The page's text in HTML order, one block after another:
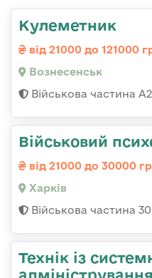
Кулеметник
від 21000 до 121000
Вознесенськ
Військова частина
Військовий
від 21000 до 30000
Харків
Військова частина
Технік із
адміністрування